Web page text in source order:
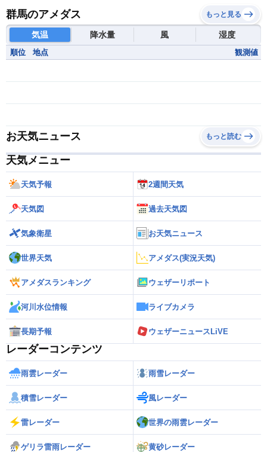
群馬のアメダス もっと見る
気温 降水量 風 湿度
順位 地点 観測値
お天気ニュース もっと読む
天気メニュー
天気予報 2週間天気
天気図 過去天気図
気象衛星 お天気ニュース
世界天気 アメダス(実況天気)
アメダスランキング ウェザーリポート
河川水位情報 ライブカメラ
長期予報 ウェザーニュースLiVE
レーダーコンテンツ
雨雲レーダー 雨雪レーダー
積雪レーダー 風レーダー
雷レーダー 世界の雨雲レーダー
ゲリラ雷雨レーダー 黄砂レーダー